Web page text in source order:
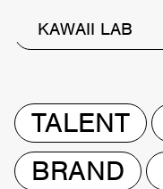
KAWAII LAB
TALENT
BRAND